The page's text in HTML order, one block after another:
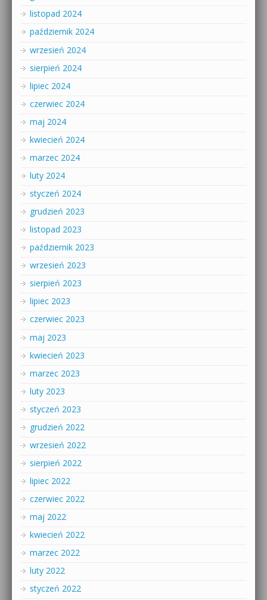
listopad 2024
październik 2024
wrzesień 2024
sierpień 2024
lipiec 2024
czerwiec 2024
maj 2024
kwiecień 2024
marzec 2024
luty 2024
styczeń 2024
grudzień 2023
listopad 2023
październik 2023
wrzesień 2023
sierpień 2023
lipiec 2023
czerwiec 2023
maj 2023
kwiecień 2023
marzec 2023
luty 2023
styczeń 2023
grudzień 2022
wrzesień 2022
sierpień 2022
lipiec 2022
czerwiec 2022
maj 2022
kwiecień 2022
marzec 2022
luty 2022
styczeń 2022